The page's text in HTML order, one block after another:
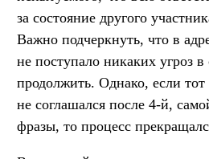
за состояние другого
Важно подчеркнуть, что в
не поступало никаких угроз в
продолжить. Однако, если тот
не соглашался после 4-й,
фразы, то процесс